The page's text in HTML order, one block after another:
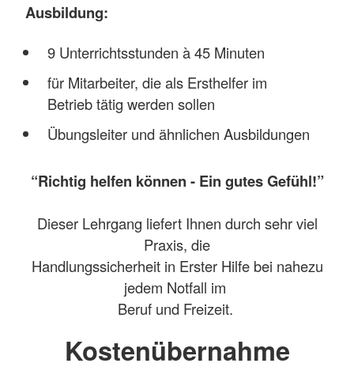
Ausbildung:
9 Unterrichtsstunden à 45 Minuten
für Mitarbeiter, die als Ersthelfer im
Betrieb tätig werden sollen
Übungsleiter und ähnlichen Ausbildungen
“Richtig helfen können - Ein gutes Gefühl!”
Dieser Lehrgang liefert Ihnen durch sehr viel
Praxis, die
Handlungssicherheit in Erster Hilfe bei nahezu
jedem Notfall im
Beruf und Freizeit.
Kostenübernahme